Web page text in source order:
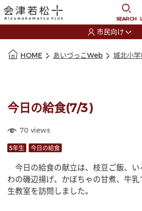
SEARCH
市民向け
HOME あいづっこWeb 城北小
今日の給食(7/3)
70 views
5年生 今日の給食
今日の給食の献立は、枝豆ご飯、い
わの磯辺揚げ、かぼちゃの甘煮、牛
生教室を訪問しました。